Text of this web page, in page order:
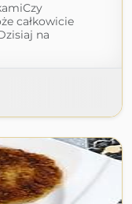
całkowicie
na